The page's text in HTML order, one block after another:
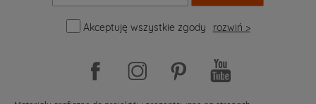
mail:
Akceptuję wszystkie zgody
rozwiń >